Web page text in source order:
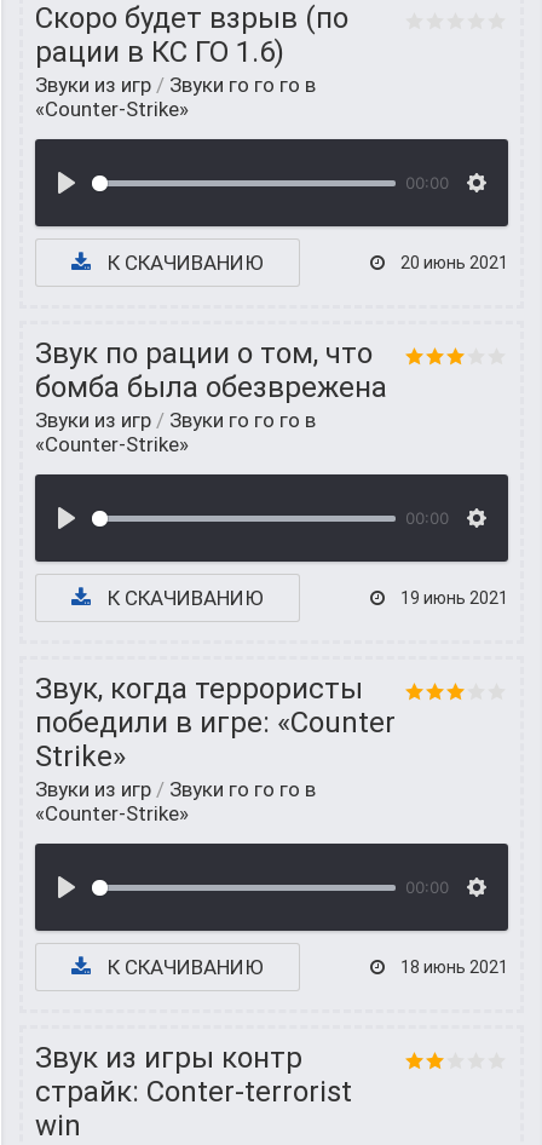
Скоро будет взрыв (по
рации в КС ГО 1.6)
Звуки из игр / Звуки го го го в
«Counter-Strike»
00:00
К СКАЧИВАНИЮ 20 июнь 2021
Звук по рации о том, что
бомба была обезврежена
Звуки из игр / Звуки го го го в
«Counter-Strike»
00:00
К СКАЧИВАНИЮ 19 июнь 2021
Звук, когда террористы
победили в игре: «Counter
Strike»
Звуки из игр / Звуки го го го в
«Counter-Strike»
00:00
К СКАЧИВАНИЮ 18 июнь 2021
Звук из игры контр
страйк: Conter-terrorist
win